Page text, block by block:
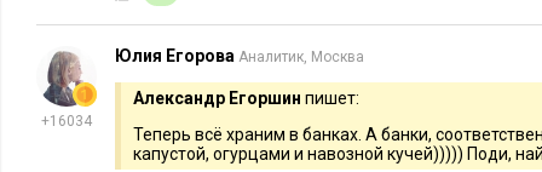
Вариантов, как ими воспользоваться, довольно много:
непрозрачные тюбики, коробочки и пачки. Конечно,
размещения денег вряд ли стоит.
+16034
Юлия Егорова Аналитик, Москва
Александр Егоршин пишет:
Теперь всё храним в банках. А банки,
капустой, огурцами и навозной кучей))))) Поди,